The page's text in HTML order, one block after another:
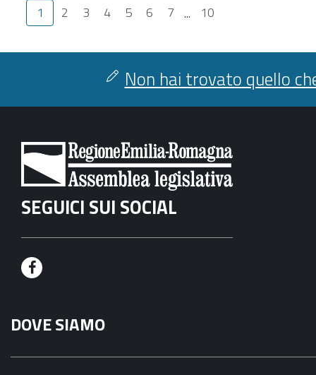
1 2 3 4 5 6 7 ... 10
Non hai trovato quello
SEGUICI SUI SOCIAL
F
c
e
DOVE SIAMO